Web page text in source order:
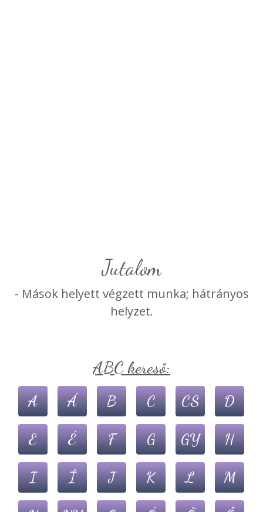
jutalom
- Mások helyett végzett munka; hátrányos
helyzet.
ABC kereső:
A Á B C CS D
E É F G GY H
I Í J K L M